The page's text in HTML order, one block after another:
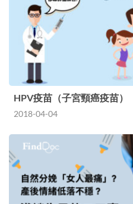
HPV疫苗（子宮頸癌疫苗）
2018-04-04